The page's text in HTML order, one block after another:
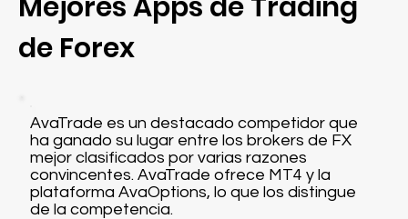
de Forex
AvaTrade es un destacado competidor que
ha ganado su lugar entre los brokers de FX
mejor clasificados por varias razones
convincentes. AvaTrade ofrece MT4 y la
plataforma AvaOptions, lo que los distingue
de la competencia.